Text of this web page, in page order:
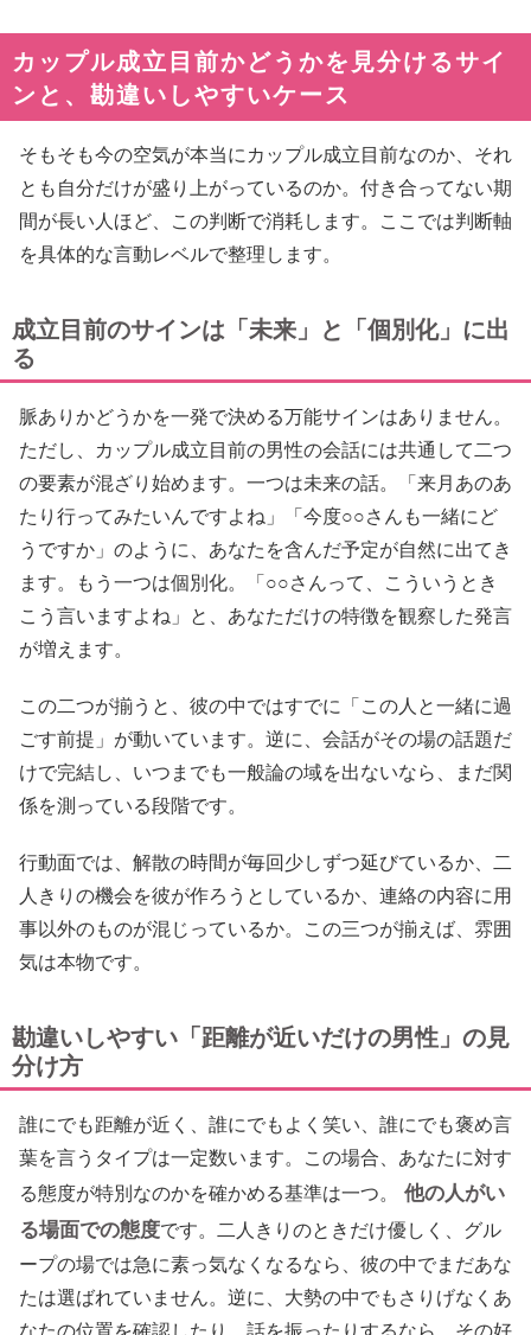
カップル成立目前かどうかを見分けるサイ
ンと、勘違いしやすいケース
そもそも今の空気が本当にカップル成立目前なのか、それ
とも自分だけが盛り上がっているのか。付き合ってない期
間が長い人ほど、この判断で消耗します。ここでは判断軸
を具体的な言動レベルで整理します。
成立目前のサインは「未来」と「個別化」に出
る
脈ありかどうかを一発で決める万能サインはありません。
ただし、カップル成立目前の男性の会話には共通して二つ
の要素が混ざり始めます。一つは未来の話。「来月あのあ
たり行ってみたいんですよね」「今度○○さんも一緒にど
うですか」のように、あなたを含んだ予定が自然に出てき
ます。もう一つは個別化。「○○さんって、こういうとき
こう言いますよね」と、あなただけの特徴を観察した発言
が増えます。
この二つが揃うと、彼の中ではすでに「この人と一緒に過
ごす前提」が動いています。逆に、会話がその場の話題だ
けで完結し、いつまでも一般論の域を出ないなら、まだ関
係を測っている段階です。
行動面では、解散の時間が毎回少しずつ延びているか、二
人きりの機会を彼が作ろうとしているか、連絡の内容に用
事以外のものが混じっているか。この三つが揃えば、雰囲
気は本物です。
勘違いしやすい「距離が近いだけの男性」の見
分け方
誰にでも距離が近く、誰にでもよく笑い、誰にでも褒め言
葉を言うタイプは一定数います。この場合、あなたに対す
る態度が特別なのかを確かめる基準は一つ。
他の人がい
る場面での態度です。二人きりのときだけ優しく、グル
ープの場では急に素っ気なくなるなら、彼の中でまだあな
たは選ばれていません。逆に、大勢の中でもさりげなくあ
なたの位置を確認したり、話を振ったりするなら、その好